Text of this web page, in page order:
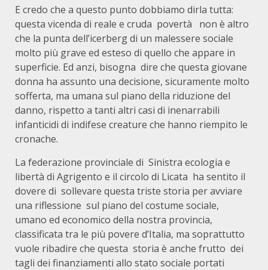
E credo che a questo punto dobbiamo dirla tutta:
questa vicenda di reale e cruda povertà non è altro
che la punta dell’icerberg di un malessere sociale
molto più grave ed esteso di quello che appare in
superficie. Ed anzi, bisogna dire che questa giovane
donna ha assunto una decisione, sicuramente molto
sofferta, ma umana sul piano della riduzione del
danno, rispetto a tanti altri casi di inenarrabili
infanticidi di indifese creature che hanno riempito le
cronache.
La federazione provinciale di Sinistra ecologia e
libertà di Agrigento e il circolo di Licata ha sentito il
dovere di sollevare questa triste storia per avviare
una riflessione sul piano del costume sociale,
umano ed economico della nostra provincia,
classificata tra le più povere d’Italia, ma soprattutto
vuole ribadire che questa storia è anche frutto dei
tagli dei finanziamenti allo stato sociale portati